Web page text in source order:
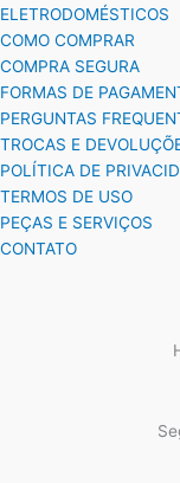
ELETRODOMÉSTICOS
COMO COMPRAR
COMPRA SEGURA
FORMAS DE
PERGUNTAS
TROCAS E
POLÍTICA DE
TERMOS DE USO
PEÇAS E SERVIÇOS
CONTATO